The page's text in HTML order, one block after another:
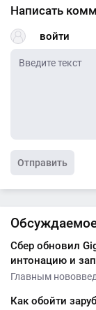
Написать
войти
Отправить
Сбер обновил
интонацию и
Главным
Как обойти